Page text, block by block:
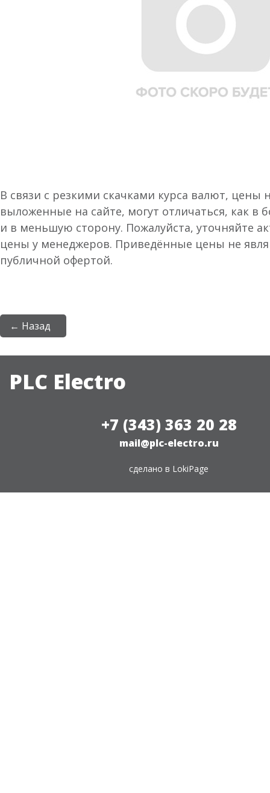
В связи с резкими скачками курса валют, цены
выложенные на сайте, могут отличаться, как в
и в меньшую сторону. Пожалуйста, уточняйте
цены у менеджеров. Приведённые цены не
публичной офертой.
← Назад
PLC Electro
+7 (343) 363 20 28
mail@plc-electro.ru
сделано в LokiPage